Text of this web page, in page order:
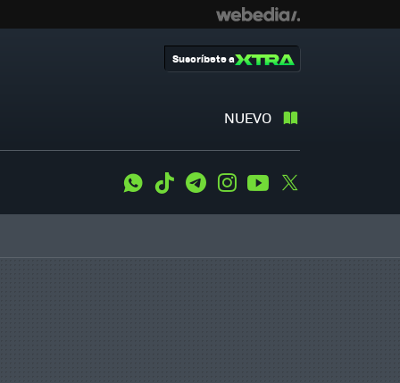
NUEVO
Suscríbete a
WhatsApp
Tiktok TelegramInstagramYoutube